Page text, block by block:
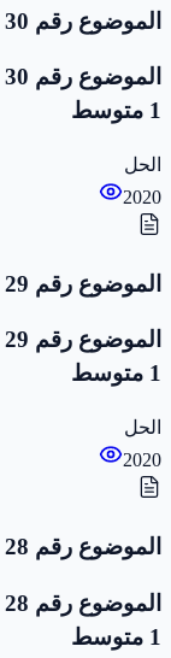
الموضوع رقم 30
1 متوسط
الحل
2020
الموضوع رقم 29
1 متوسط
الحل
2020
الموضوع رقم 28
1 متوسط